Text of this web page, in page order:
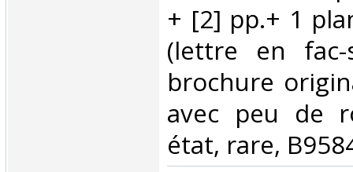
+ [2] pp.+ 1
(lettre en fac-
brochure
avec peu de
état, rare,